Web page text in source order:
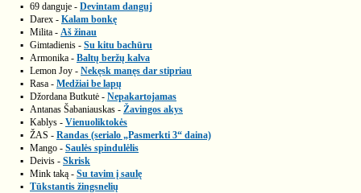
▪ 69 danguje - Devintam danguj
▪ Darex - Kalam bonkę
▪ Milita - Aš žinau
▪ Gimtadienis - Su kitu bachūru
▪ Armonika - Baltų beržų kalva
▪ Lemon Joy - Nekęsk manęs dar stipriau
▪ Rasa - Medžiai be lapų
▪ Džordana Butkutė - Nepakartojamas
▪ Antanas Šabaniauskas - Žavingos akys
▪ Kablys - Vienuoliktokės
▪ ŽAS - Randas (serialo „Pasmerkti 3“ daina)
▪ Mango - Saulės spindulėlis
▪ Deivis - Skrisk
▪ Mink taką - Su tavim į saulę
▪ Tūkstantis žingsnelių